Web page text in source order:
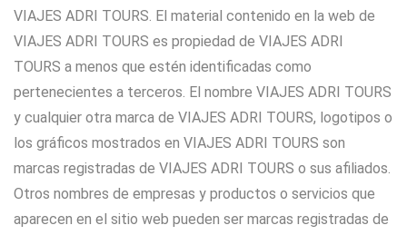
VIAJES ADRI TOURS. El material contenido en la web de
VIAJES ADRI TOURS es propiedad de VIAJES ADRI
TOURS a menos que estén identificadas como
pertenecientes a terceros. El nombre VIAJES ADRI TOURS
y cualquier otra marca de VIAJES ADRI TOURS, logotipos o
los gráficos mostrados en VIAJES ADRI TOURS son
marcas registradas de VIAJES ADRI TOURS o sus afiliados.
Otros nombres de empresas y productos o servicios que
aparecen en el sitio web pueden ser marcas registradas de